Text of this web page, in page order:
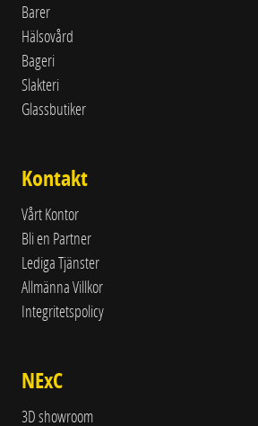
Barer
Hälsovård
Bageri
Slakteri
Glassbutiker
Kontakt
Vårt Kontor
Bli en Partner
Lediga Tjänster
Allmänna Villkor
Integritetspolicy
NExC
3D showroom